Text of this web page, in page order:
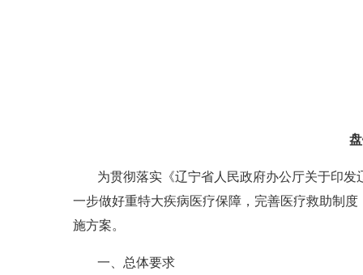
为贯彻落实《辽宁省人民政府办公厅关于印
一步做好重特大疾病医疗保障，完善医疗救助制
施方案。
一、总体要求